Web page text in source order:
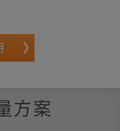
方案